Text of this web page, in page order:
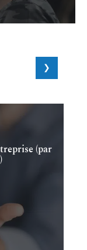
(par